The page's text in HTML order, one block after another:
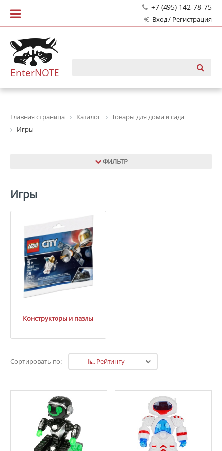
+7 (495) 142-78-75
Вход / Регистрация
EnterNOTE
Главная страница Каталог
Товары для дома и сада
Игры
ФИЛЬТР
Игры
Конструкторы и пазлы
Сортировать по: Рейтингу